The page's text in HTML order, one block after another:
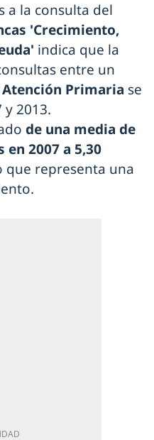
a la consulta del
'Crecimiento,
indica que la
entre un
Atención Primaria se
2013.
de una media de
en 2007 a 5,30
que representa una